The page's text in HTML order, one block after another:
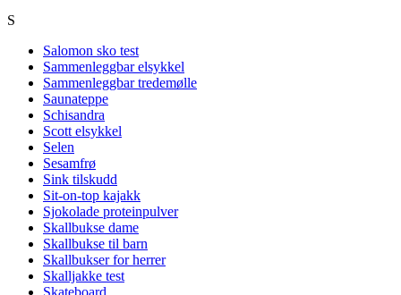
S
Salomon sko test
Sammenleggbar elsykkel
Sammenleggbar tredemølle
Saunateppe
Schisandra
Scott elsykkel
Selen
Sesamfrø
Sink tilskudd
Sit-on-top kajakk
Sjokolade proteinpulver
Skallbukse dame
Skallbukse til barn
Skallbukser for herrer
Skalljakke test
Skateboard